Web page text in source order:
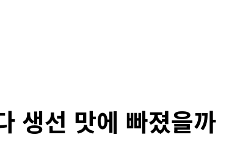
생선 맛에 빠졌을까